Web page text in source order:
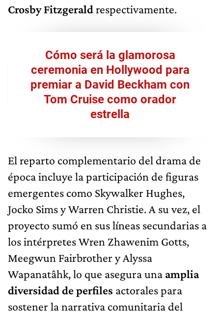
Crosby Fitzgeraldrespectivamente.
Cómo será la glamorosa
ceremonia en Hollywood para
premiar a David Beckham con
Tom Cruise como orador
estrella
El reparto complementario del drama de
época incluye la participación de figuras
emergentes como Skywalker Hughes,
Jocko Sims y Warren Christie. A su vez, el
proyecto sumó en sus líneas secundarias a
los intérpretes Wren Zhawenim Gotts,
Meegwun Fairbrother y Alyssa
Wapanatâhk, lo que asegura una amplia
diversidad de perfiles actorales para
sostener la narrativa comunitaria del